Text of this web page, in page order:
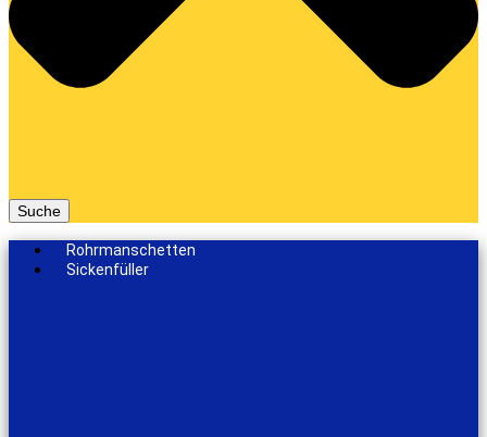
Suche
Rohrmanschetten
Sickenfüller